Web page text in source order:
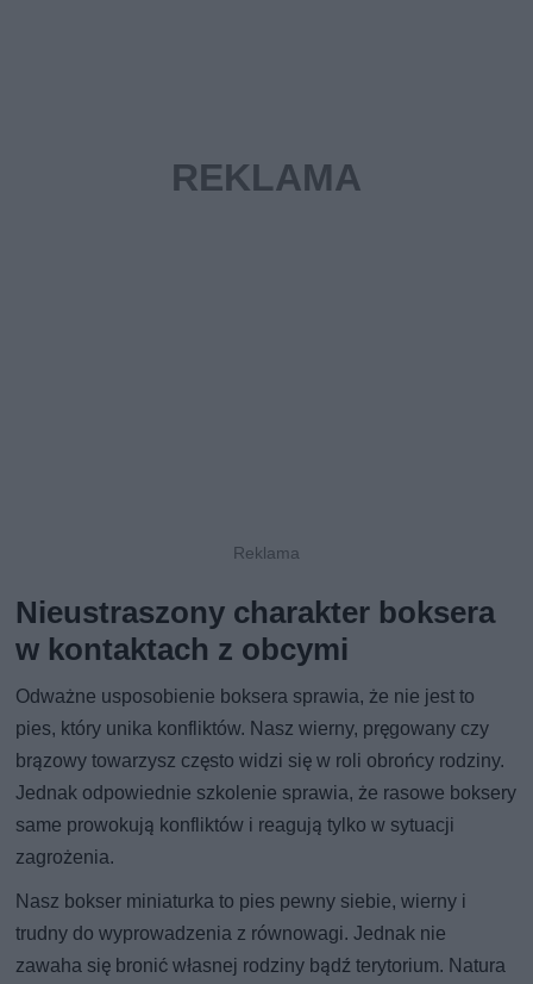
Nieustraszony charakter boksera
w kontaktach z obcymi
Odważne usposobienie boksera sprawia, że nie jest to
pies, który unika konfliktów. Nasz wierny, pręgowany czy
brązowy towarzysz często widzi się w roli obrońcy rodziny.
Jednak odpowiednie szkolenie sprawia, że rasowe boksery
same prowokują konfliktów i reagują tylko w sytuacji
zagrożenia.
Nasz bokser miniaturka to pies pewny siebie, wierny i
trudny do wyprowadzenia z równowagi. Jednak nie
zawaha się bronić własnej rodziny bądź terytorium. Natura